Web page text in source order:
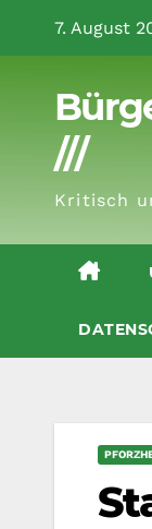
7. August
///
Kritisch